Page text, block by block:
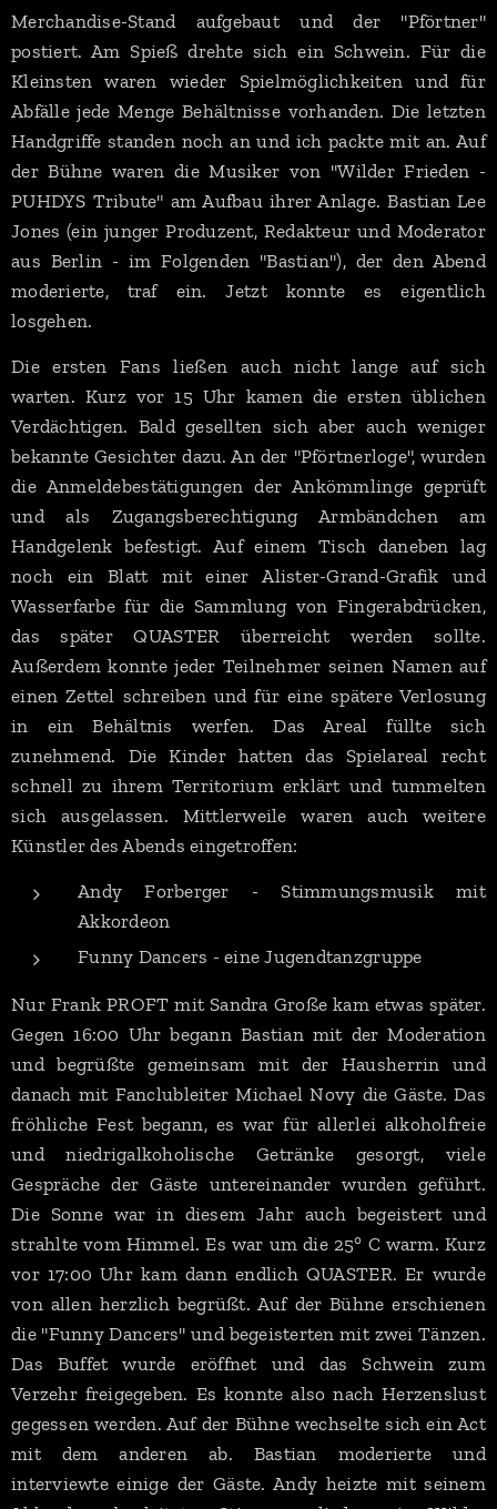
Merchandise-Stand aufgebaut und der "Pförtner"
postiert. Am Spieß drehte sich ein Schwein. Für die
Kleinsten waren wieder Spielmöglichkeiten und für
Abfälle jede Menge Behältnisse vorhanden. Die letzten
Handgriffe standen noch an und ich packte mit an. Auf
der Bühne waren die Musiker von "Wilder Frieden -
PUHDYS Tribute" am Aufbau ihrer Anlage. Bastian Lee
Jones (ein junger Produzent, Redakteur und Moderator
aus Berlin - im Folgenden "Bastian"), der den Abend
moderierte, traf ein. Jetzt konnte es eigentlich
losgehen.
Die ersten Fans ließen auch nicht lange auf sich
warten. Kurz vor 15 Uhr kamen die ersten üblichen
Verdächtigen. Bald gesellten sich aber auch weniger
bekannte Gesichter dazu. An der "Pförtnerloge", wurden
die Anmeldebestätigungen der Ankömmlinge geprüft
und als Zugangsberechtigung Armbändchen am
Handgelenk befestigt. Auf einem Tisch daneben lag
noch ein Blatt mit einer Alister-Grand-Grafik und
Wasserfarbe für die Sammlung von Fingerabdrücken,
das später QUASTER überreicht werden sollte.
Außerdem konnte jeder Teilnehmer seinen Namen auf
einen Zettel schreiben und für eine spätere Verlosung
in ein Behältnis werfen. Das Areal füllte sich
zunehmend. Die Kinder hatten das Spielareal recht
schnell zu ihrem Territorium erklärt und tummelten
sich ausgelassen. Mittlerweile waren auch weitere
Künstler des Abends eingetroffen:
Andy Forberger - Stimmungsmusik mit
Akkordeon
Funny Dancers - eine Jugendtanzgruppe
Nur Frank PROFT mit Sandra Große kam etwas später.
Gegen 16:00 Uhr begann Bastian mit der Moderation
und begrüßte gemeinsam mit der Hausherrin und
danach mit Fanclubleiter Michael Novy die Gäste. Das
fröhliche Fest begann, es war für allerlei alkoholfreie
und niedrigalkoholische Getränke gesorgt, viele
Gespräche der Gäste untereinander wurden geführt.
Die Sonne war in diesem Jahr auch begeistert und
strahlte vom Himmel. Es war um die 25° C warm. Kurz
vor 17:00 Uhr kam dann endlich QUASTER. Er wurde
von allen herzlich begrüßt. Auf der Bühne erschienen
die "Funny Dancers" und begeisterten mit zwei Tänzen.
Das Buffet wurde eröffnet und das Schwein zum
Verzehr freigegeben. Es konnte also nach Herzenslust
gegessen werden. Auf der Bühne wechselte sich ein Act
mit dem anderen ab. Bastian moderierte und
interviewte einige der Gäste. Andy heizte mit seinem